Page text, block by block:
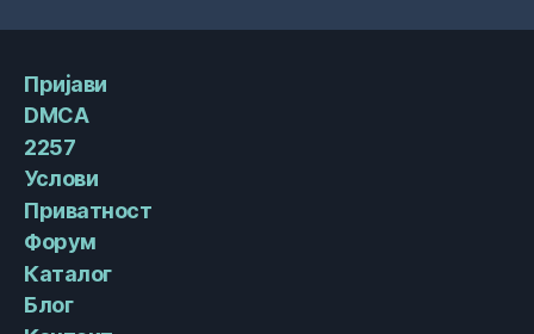
Пријави
DMCA
2257
Услови
Приватност
Форум
Каталог
Блог